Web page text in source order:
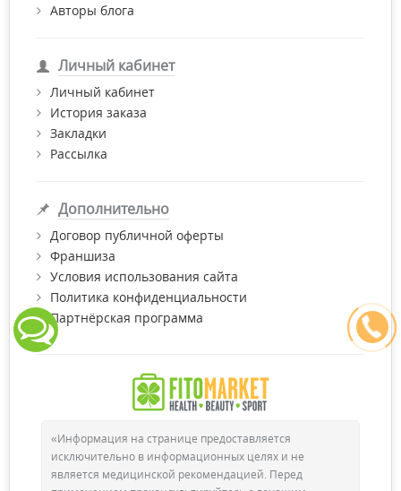
Авторы блога
Личный кабинет
Личный кабинет
История заказа
Закладки
Рассылка
Дополнительно
Договор публичной оферты
Франшиза
Условия использования сайта
Политика конфиденциальности
Партнёрская программа
«Информация на странице предоставляется
исключительно в информационных целях и не
является медицинской рекомендацией. Перед